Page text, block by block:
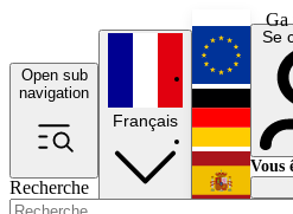
Ga
Open sub
navigation
Recherche
Français
Se
Vous